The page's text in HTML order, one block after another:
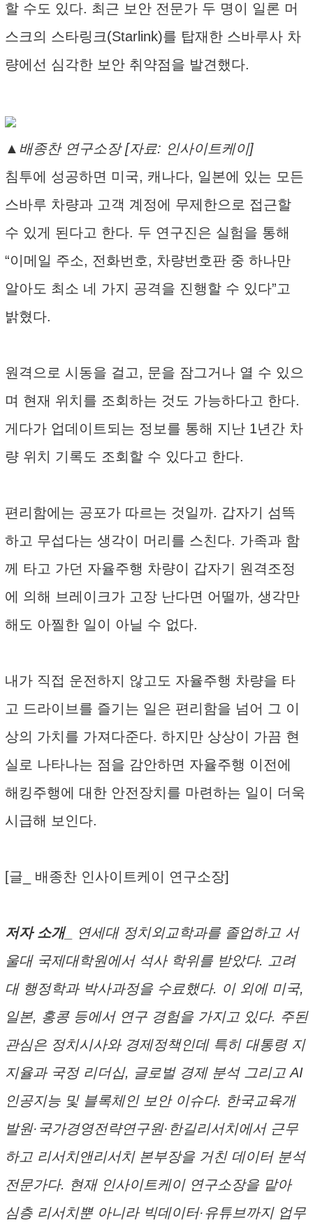
할 수도 있다. 최근 보안 전문가 두 명이 일론 머
스크의 스타링크(Starlink)를 탑재한 스바루사 차
량에선 심각한 보안 취약점을 발견했다.
▲배종찬 연구소장 [자료: 인사이트케이]
침투에 성공하면 미국, 캐나다, 일본에 있는 모든
스바루 차량과 고객 계정에 무제한으로 접근할
수 있게 된다고 한다. 두 연구진은 실험을 통해
“이메일 주소, 전화번호, 차량번호판 중 하나만
알아도 최소 네 가지 공격을 진행할 수 있다”고
밝혔다.
원격으로 시동을 걸고, 문을 잠그거나 열 수 있으
며 현재 위치를 조회하는 것도 가능하다고 한다.
게다가 업데이트되는 정보를 통해 지난 1년간 차
량 위치 기록도 조회할 수 있다고 한다.
편리함에는 공포가 따르는 것일까. 갑자기 섬뜩
하고 무섭다는 생각이 머리를 스친다. 가족과 함
께 타고 가던 자율주행 차량이 갑자기 원격조정
에 의해 브레이크가 고장 난다면 어떨까, 생각만
해도 아찔한 일이 아닐 수 없다.
내가 직접 운전하지 않고도 자율주행 차량을 타
고 드라이브를 즐기는 일은 편리함을 넘어 그 이
상의 가치를 가져다준다. 하지만 상상이 가끔 현
실로 나타나는 점을 감안하면 자율주행 이전에
해킹주행에 대한 안전장치를 마련하는 일이 더욱
시급해 보인다.
[글_ 배종찬 인사이트케이 연구소장]
저자 소개_
연세대 정치외교학과를 졸업하고 서
울대 국제대학원에서 석사 학위를 받았다. 고려
대 행정학과 박사과정을 수료했다. 이 외에 미국,
일본, 홍콩 등에서 연구 경험을 가지고 있다. 주된
관심은 정치시사와 경제정책인데 특히 대통령 지
지율과 국정 리더십, 글로벌 경제 분석 그리고 AI
인공지능 및 블록체인 보안 이슈다. 한국교육개
발원·국가경영전략연구원·한길리서치에서 근무
하고 리서치앤리서치 본부장을 거친 데이터 분석
전문가다. 현재 인사이트케이 연구소장을 맡아
심층 리서치뿐 아니라 빅데이터·유튜브까지 업무